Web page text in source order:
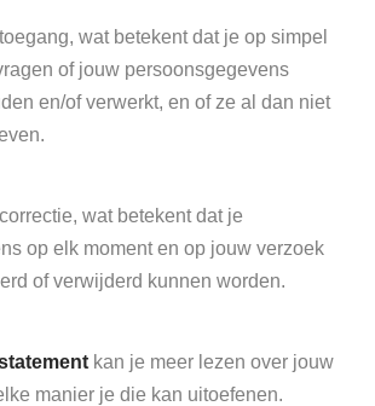
wat betekent dat je op simpel
of jouw persoonsgegevens
en/of verwerkt, en of ze al dan niet
wat betekent dat je
op elk moment en op jouw verzoek
of verwijderd kunnen worden.
kan je meer lezen over jouw
manier je die kan uitoefenen.